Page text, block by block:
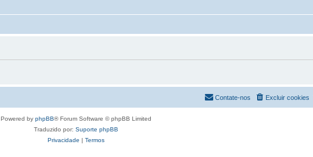
Excluir cookies
Contate-nos
Powered by phpBB® Forum Software © phpBB Limited
Traduzido por: Suporte phpBB
Privacidade | Termos